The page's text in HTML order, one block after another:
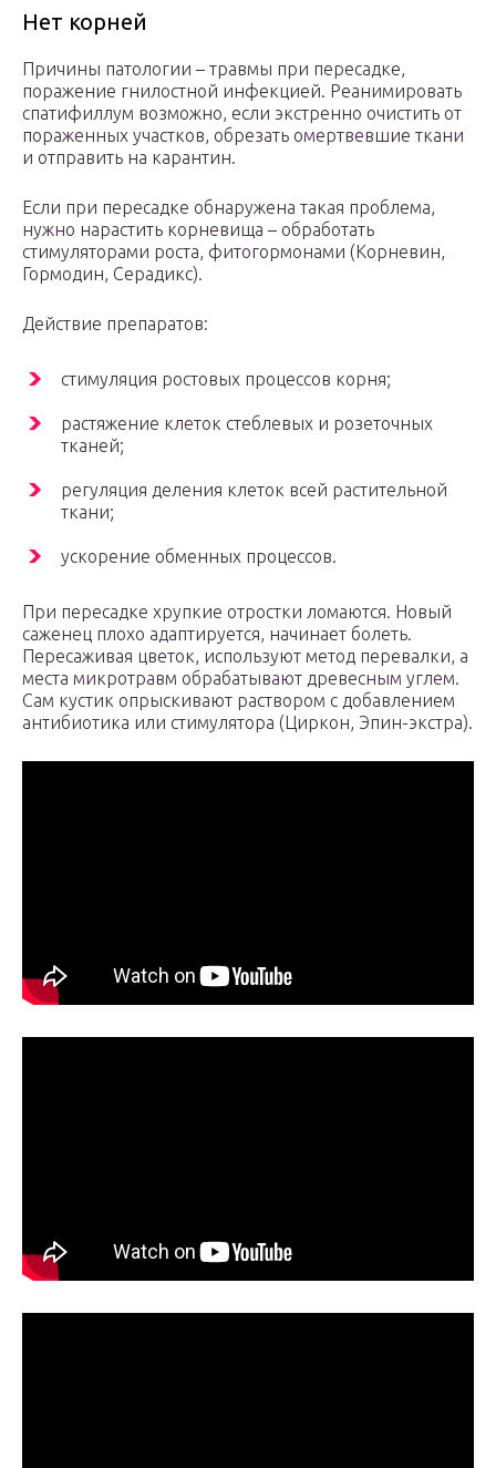
Нет корней
Причины патологии – травмы при пересадке,
поражение гнилостной инфекцией. Реанимировать
спатифиллум возможно, если экстренно очистить от
пораженных участков, обрезать омертвевшие ткани
и отправить на карантин.
Если при пересадке обнаружена такая проблема,
нужно нарастить корневища – обработать
стимуляторами роста, фитогормонами (Корневин,
Гормодин, Серадикс).
Действие препаратов:
стимуляция ростовых процессов корня;
растяжение клеток стеблевых и розеточных
тканей;
регуляция деления клеток всей растительной
ткани;
ускорение обменных процессов.
При пересадке хрупкие отростки ломаются. Новый
саженец плохо адаптируется, начинает болеть.
Пересаживая цветок, используют метод перевалки, а
места микротравм обрабатывают древесным углем.
Сам кустик опрыскивают раствором с добавлением
антибиотика или стимулятора (Циркон, Эпин-экстра).